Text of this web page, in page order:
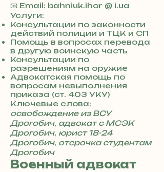
3
8
0
7
3
0
4
8
5
7
8
4
📧 Email: bahniuk.ihor @ i.ua
Услуги:
Консультации по законности
действий полиции и ТЦК и СП
Помощь в вопросах перевода
в другую воинскую часть
Консультации по
разрешениям на оружие
Адвокатская помощь по
вопросам невыполнения
приказа (ст. 403 УКУ)
Ключевые слова:
освобождение из ВСУ
Дрогобич, адвокат с МСЭК
Дрогобич, юрист 18-24
Дрогобич, отсрочка студентам
Дрогобич
Военный адвокат